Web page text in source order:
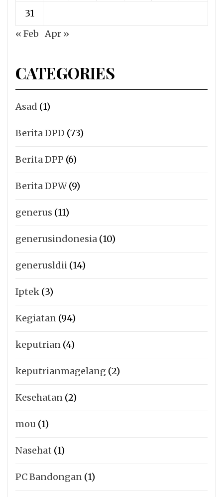
31
« Feb Apr »
CATEGORIES
Asad (1)
Berita DPD (73)
Berita DPP (6)
Berita DPW(9)
generus (11)
generusindonesia (10)
generusldii (14)
Iptek (3)
Kegiatan (94)
keputrian (4)
keputrianmagelang (2)
Kesehatan (2)
mou (1)
Nasehat (1)
PC Bandongan (1)